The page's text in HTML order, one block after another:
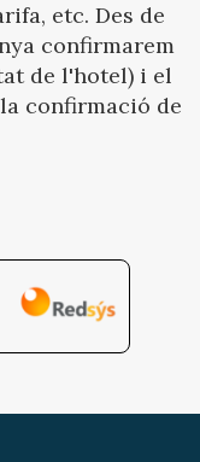
etc. Des de
confirmarem
de l'hotel) i el
confirmació de